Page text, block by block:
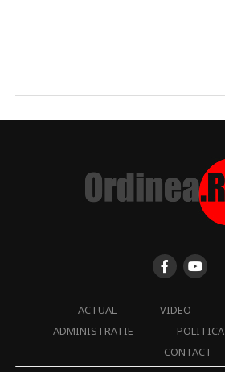
ACTUAL VIDEO
ADMINISTRATIE
POLITICA
CONTACT